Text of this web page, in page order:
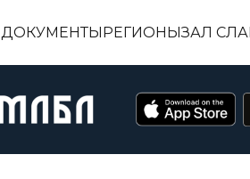
ДОКУМЕНТЫРЕГИОНЫЗАЛ